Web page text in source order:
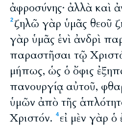
ἀφροσύνης· ἀλλὰ καὶ
2 ζηλῶ γὰρ ὑμᾶς θεοῦ
γὰρ ὑμᾶς ἑνὶ ἀνδρὶ
παραστῆσαι τῷ
μήπως, ὡς ὁ ὄφις
πανουργίᾳ αὐτοῦ,
ὑμῶν ἀπὸ τῆς
Χριστόν.
4 εἰ μὲν γὰρ ὁ